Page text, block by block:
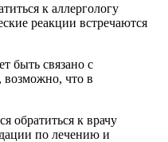
к аллергологу
реакции встречаются
быть связано с
возможно, что в
обратиться к врачу
по лечению и